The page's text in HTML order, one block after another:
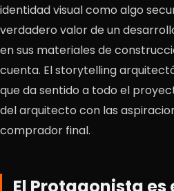
identidad visual como algo
verdadero valor de un
en sus materiales de
cuenta. El storytelling
que da sentido a todo el
del arquitecto con las
comprador final.